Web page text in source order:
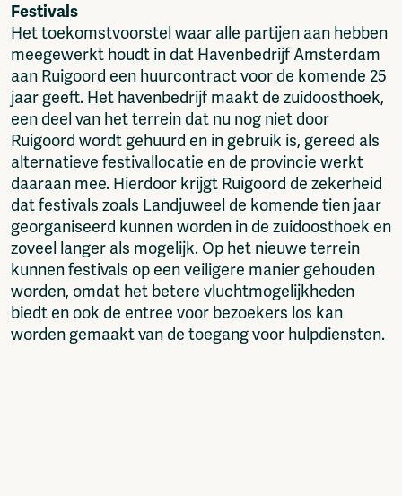
Festivals
Het toekomstvoorstel waar alle partijen aan hebben
meegewerkt houdt in dat Havenbedrijf Amsterdam
aan Ruigoord een huurcontract voor de komende 25
jaar geeft. Het havenbedrijf maakt de zuidoosthoek,
een deel van het terrein dat nu nog niet door
Ruigoord wordt gehuurd en in gebruik is, gereed als
alternatieve festivallocatie en de provincie werkt
daaraan mee. Hierdoor krijgt Ruigoord de zekerheid
dat festivals zoals Landjuweel de komende tien jaar
georganiseerd kunnen worden in de zuidoosthoek en
zoveel langer als mogelijk. Op het nieuwe terrein
kunnen festivals op een veiligere manier gehouden
worden, omdat het betere vluchtmogelijkheden
biedt en ook de entree voor bezoekers los kan
worden gemaakt van de toegang voor hulpdiensten.